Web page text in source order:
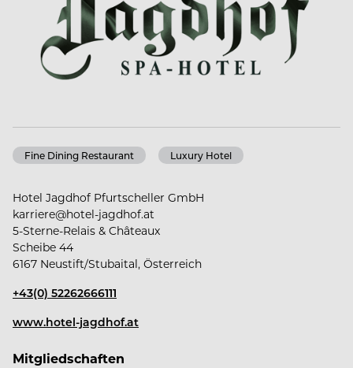
Fine Dining Restaurant Luxury Hotel
Hotel Jagdhof Pfurtscheller GmbH
karriere@hotel-jagdhof.at
5-Sterne-Relais & Châteaux
Scheibe 44
6167 Neustift/Stubaital, Österreich
+43(0) 52262666111
www.hotel-jagdhof.at
Mitgliedschaften